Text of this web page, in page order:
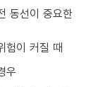
동선이 중요한
험이 커질 때
우